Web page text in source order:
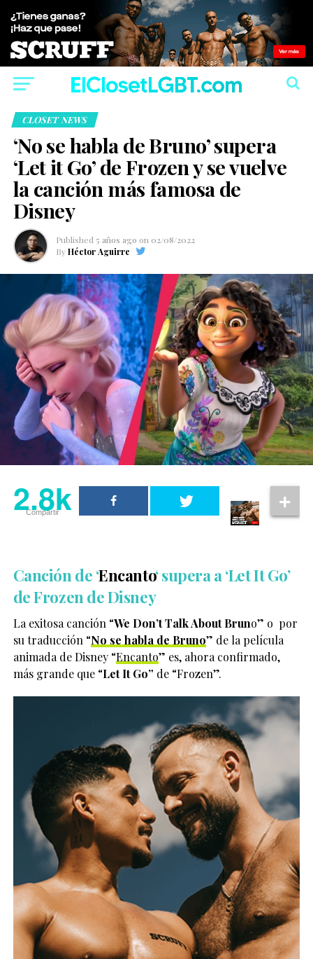
CLOSET NEWS
‘No se habla de Bruno’ supera
‘Let it Go’ de Frozen y se vuelve
la canción más famosa de
Disney
Published 5 años ago on 02/08/2022
By Héctor Aguirre
2.8k
Compartir
Canción de ‘Encanto‘ supera a ‘Let It Go’
de Frozen de Disney
La exitosa canción “We Don’t Talk About Bruno” o por
su traducción “No se habla de Bruno” de la película
animada de Disney “Encanto” es, ahora confirmado,
más grande que “Let It Go” de “Frozen”.